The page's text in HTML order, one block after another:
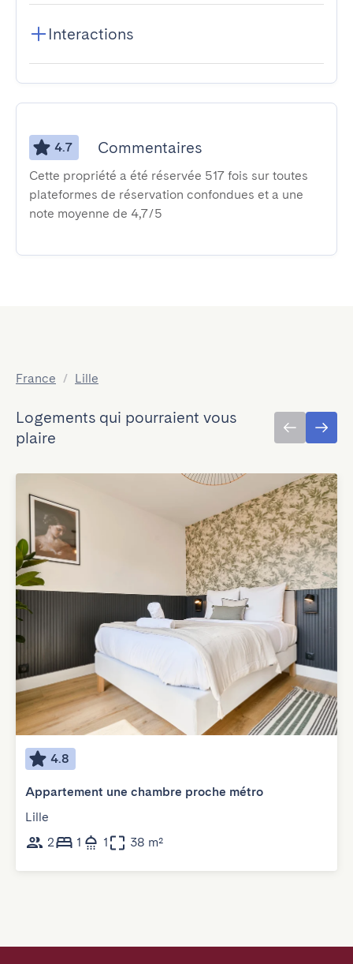
Interactions
4.7 Commentaires
Cette propriété a été réservée 517 fois sur toutes
plateformes de réservation confondues et a une
note moyenne de 4,7/5
France / Lille
Logements qui pourraient vous
plaire
4.8
Appartement une chambre proche métro
Lille
2
1 1 38 m²